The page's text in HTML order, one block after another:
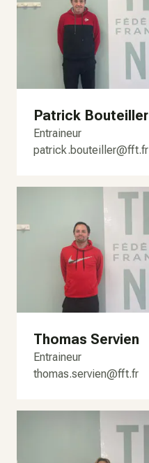
Patrick Bouteiller
Entraineur
patrick.bouteiller@fft.fr
Thomas Servien
Entraineur
thomas.servien@fft.fr